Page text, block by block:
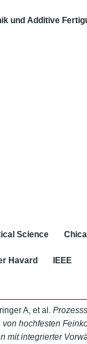
und Additive
Science
Havard IEEE
A, et al.
hochfesten
mit integrierter